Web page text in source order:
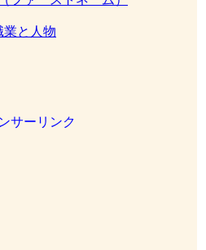
業と人物
サーリンク